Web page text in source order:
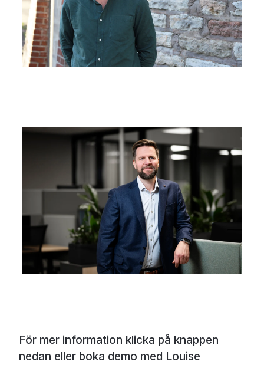
Sales Director, Inexchange
Brikt Grendar, VD, Vieri
För mer information klicka på knappen
nedan eller boka demo med Louise